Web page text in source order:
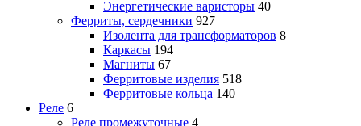
Энергетические варисторы 40
Ферриты, сердечники 927
Изолента для трансформаторов 8
Каркасы 194
Магниты 67
Ферритовые изделия 518
Ферритовые кольца 140
Реле 6
Реле промежуточные 4